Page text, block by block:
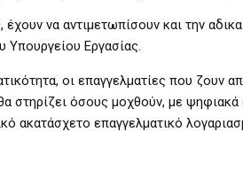
να αντιμετωπίσουν και την
Εργασίας.
οι επαγγελματίες που ζουν
στηρίζει όσους μοχθούν, με ψηφιακά
ακατάσχετο επαγγελματικό